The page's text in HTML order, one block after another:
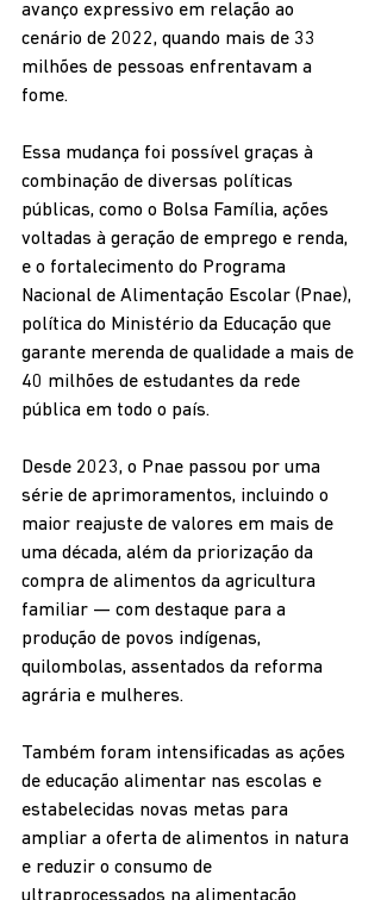
avanço expressivo em relação ao
cenário de 2022, quando mais de 33
milhões de pessoas enfrentavam a
fome.
Essa mudança foi possível graças à
combinação de diversas políticas
públicas, como o Bolsa Família, ações
voltadas à geração de emprego e renda,
e o fortalecimento do Programa
Nacional de Alimentação Escolar (Pnae),
política do Ministério da Educação que
garante merenda de qualidade a mais de
40 milhões de estudantes da rede
pública em todo o país.
Desde 2023, o Pnae passou por uma
série de aprimoramentos, incluindo o
maior reajuste de valores em mais de
uma década, além da priorização da
compra de alimentos da agricultura
familiar — com destaque para a
produção de povos indígenas,
quilombolas, assentados da reforma
agrária e mulheres.
Também foram intensificadas as ações
de educação alimentar nas escolas e
estabelecidas novas metas para
ampliar a oferta de alimentos in natura
e reduzir o consumo de
ultraprocessados na alimentação